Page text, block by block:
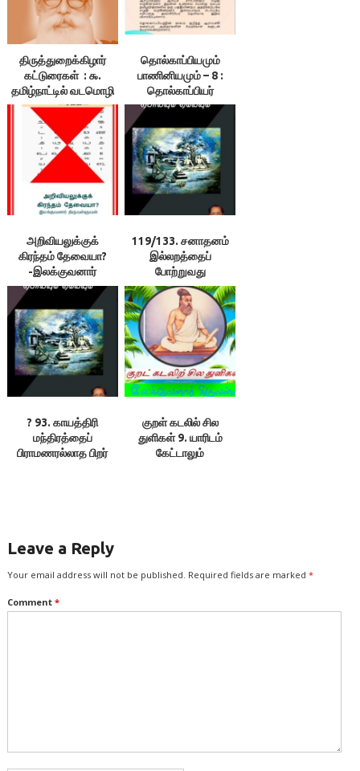
திருத்துறைக்கிழார்
கட்டுரைகள் : ௯.
தமிழ்நாட்டில் வடமொழி
.. .. பிறமொழி – தமிழ்
அகரமுதலி ஏன்
தோன்றின?
தொல்காப்பியமும்
பாணினியமும் – 8 :
தொல்காப்பியர்
காலத்தில்
சமற்கிருதத்தில்
இலக்கணநூல்
உருவாகவே
வாய்ப்பில்லை-
இலக்குவனார்
திருவள்ளுவன்
அறிவியலுக்குக்
கிரந்தம் தேவையா?
-இலக்குவனார்
திருவள்ளுவன்
119/133. சனாதனம்
இல்லறத்தைப்
போற்றுவது
என்கிறார்களே! –
இலக்குவனார்
திருவள்ளுவன்
? 93. காயத்திரி
மந்திரத்தைப்
பிராமணரல்லாத பிறர்
குறள் கடலில் சில
துளிகள் 9. யாரிடம்
கேட்டாலும்
Leave a Reply
Your email address will not be published. Required fields are marked *
Comment *